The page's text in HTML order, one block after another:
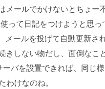
メールでかけないとちょー
って日記をつけようと思
ールを投げて自動更新さ
きしない物だし、面倒なこ
バを設置できれば、同じ
けなのね。